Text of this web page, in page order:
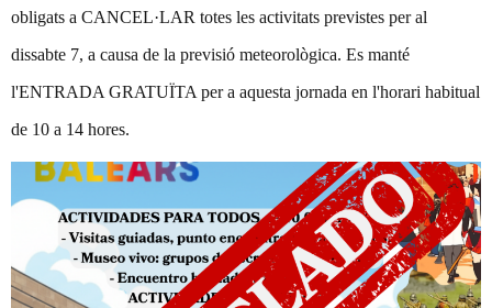
obligats a CANCEL·LAR totes les activitats previstes per al
dissabte 7, a causa de la previsió meteorològica. Es manté
l'ENTRADA GRATUÏTA per a aquesta jornada en l'horari habitual
de 10 a 14 hores.